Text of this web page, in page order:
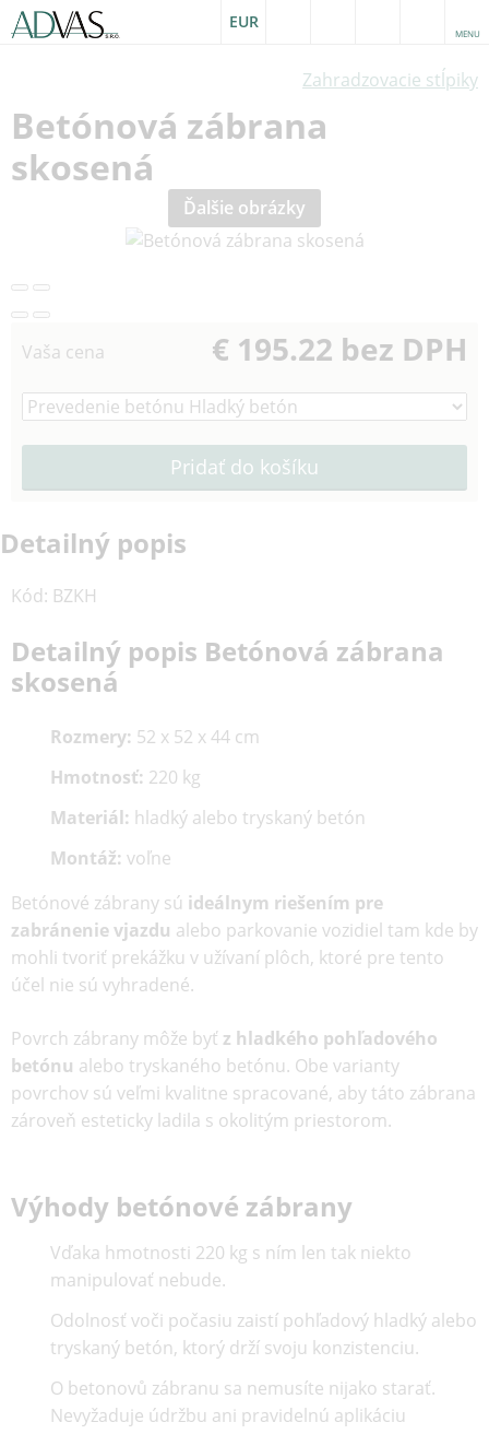
EUR
MENU
Zahradzovacie stĺpiky
Betónová zábrana
skosená
Ďalšie obrázky
Vaša cena € 195.22 bez DPH
Detailný popis
Kód: BZKH
Detailný popis Betónová zábrana
skosená
Rozmery: 52 x 52 x 44 cm
Hmotnosť: 220 kg
Materiál: hladký alebo tryskaný betón
Montáž: voľne
Betónové zábrany sú ideálnym riešením pre
zabránenie vjazdu alebo parkovanie vozidiel tam kde by
mohli tvoriť prekážku v užívaní plôch, ktoré pre tento
účel nie sú vyhradené.
Povrch zábrany môže byť z hladkého pohľadového
betónu alebo tryskaného betónu. Obe varianty
povrchov sú veľmi kvalitne spracované, aby táto zábrana
zároveň esteticky ladila s okolitým priestorom.
Výhody betónové zábrany
Vďaka hmotnosti 220 kg s ním len tak niekto
manipulovať nebude.
Odolnosť voči počasiu zaistí pohľadový hladký alebo
tryskaný betón, ktorý drží svoju konzistenciu.
O betonovů zábranu sa nemusíte nijako starať.
Nevyžaduje údržbu ani pravidelnú aplikáciu